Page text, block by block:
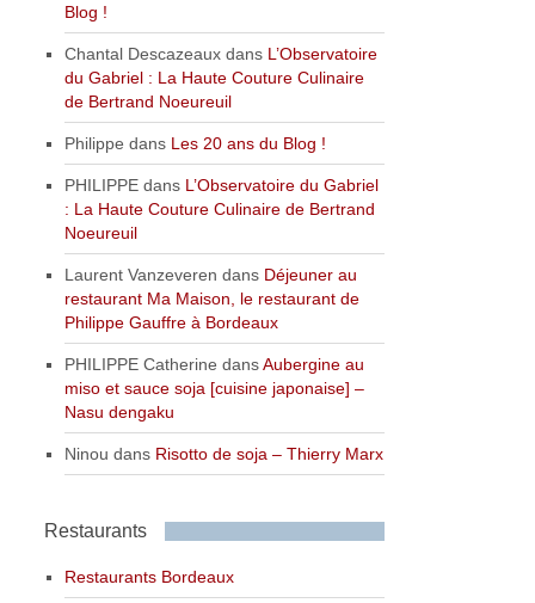
Blog !
Chantal Descazeaux dans L’Observatoire
du Gabriel : La Haute Couture Culinaire
de Bertrand Noeureuil
Philippe dans Les 20 ans du Blog !
PHILIPPE dans L’Observatoire du Gabriel
: La Haute Couture Culinaire de Bertrand
Noeureuil
Laurent Vanzeveren dans Déjeuner au
restaurant Ma Maison, le restaurant de
Philippe Gauffre à Bordeaux
PHILIPPE Catherine dansAubergine au
miso et sauce soja [cuisine japonaise] –
Nasu dengaku
Ninou dans Risotto de soja – Thierry Marx
Restaurants
Restaurants Bordeaux